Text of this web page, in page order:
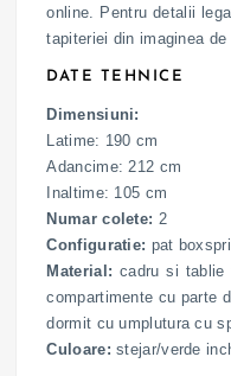
online. Pentru detalii
tapiteriei din imaginea
DATE TEHNICE
Dimensiuni:
Latime: 190 cm
Adancime: 212 cm
Inaltime: 105 cm
Numar colete: 2
Configuratie: pat
Material: cadru si tablie
compartimente cu parte
dormit cu umplutura cu
Culoare: stejar/verde